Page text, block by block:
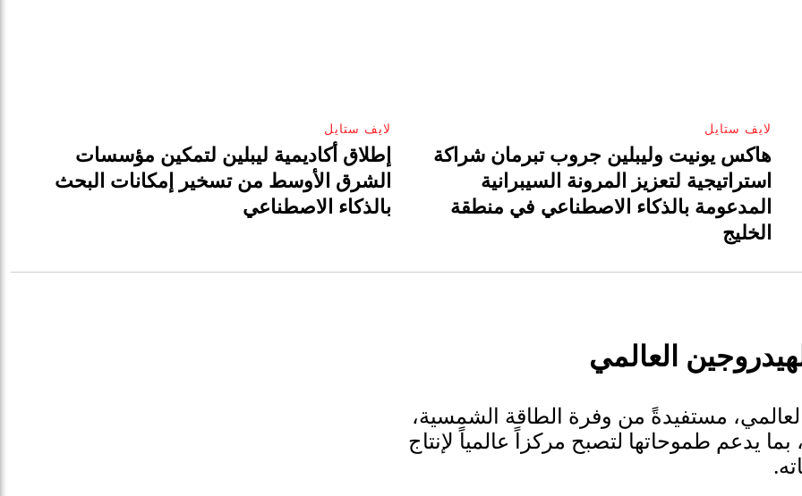
لايف ستايل
هاكس يونيت وليبلين جروب تبرمان شراكة
استراتيجية لتعزيز المرونة السيبرانية
المدعومة بالذكاء الاصطناعي في منطقة
الخليج
لايف ستايل
إطلاق أكاديمية ليبلين لتمكين مؤسسات
الشرق الأوسط من تسخير إمكانات البحث
بالذكاء الاصطناعي
العالمي
مستفيدةً من وفرة الطاقة الشمسية،
بما يدعم طموحاتها لتصبح مركزاً عالمياً لإنتاج